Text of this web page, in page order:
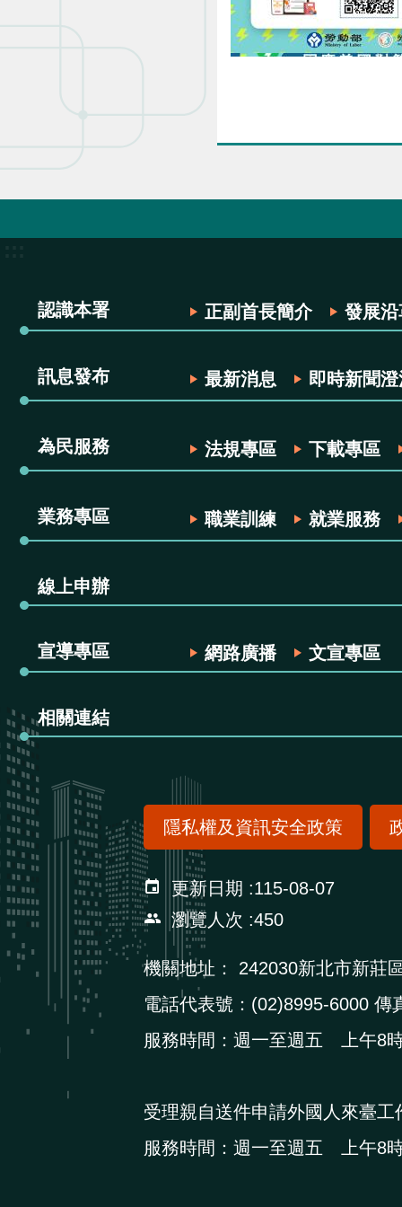
認識本署 正副首長簡介 發展沿
訊息發布 最新消息 即時新聞
為民服務 法規專區 下載專區
業務專區 職業訓練 就業服務
線上申辦
宣導專區 網路廣播 文宣專區
相關連結
隱私權及資訊安全政策
更新日期
115-08-07
瀏覽人次
450
機關地址：
242030新北市新莊
電話代表號：(02)8995-6000 傳
服務時間：週一至週五 上午8
受理親自送件申請外國人來臺工
服務時間：週一至週五 上午8